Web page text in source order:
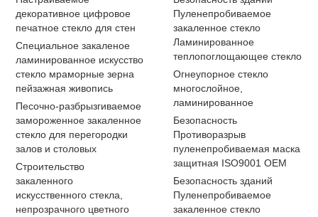
декоративное цифровое
печатное стекло для стен
Специальное закаленое
ламинированное искусство
стекло мраморные зерна
пейзажная живопись
Песочно-разбрызгиваемое
замороженное закаленное
стекло для перегородки
залов и столовых
Строительство
закаленного
искусственного стекла,
непрозрачного цветного
Пуленепробиваемое
закаленное стекло
Ламинированное
теплопоглощающее стекло
Огнеупорное стекло
многослойное,
ламинированное
Безопасность
Противоразрыв
пуленепробиваемая маска
защитная ISO9001 OEM
Безопасность зданий
Пуленепробиваемое
закаленное стекло